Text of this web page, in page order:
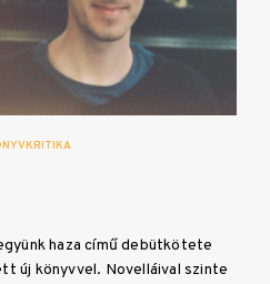
haza című debütkötete
új könyvvel. Novelláival szinte